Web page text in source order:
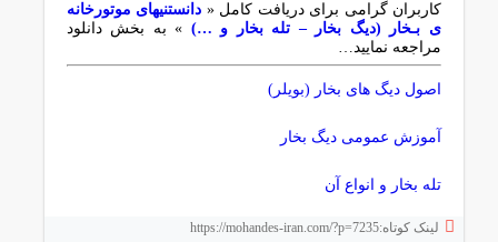
کاربران گرامی برای دریافت کامل « دانستنیهای موتورخانه
ی بـخار (دیگ بخار – تله بخار و …) » به بخش دانلود
مراجعه نمایید…
اصول دیگ های بخار (بویلر)
آموزش عمومی دیگ بخار
تله بخار و انواع آن
لینک کوتاه:https://mohandes-iran.com/?p=7235